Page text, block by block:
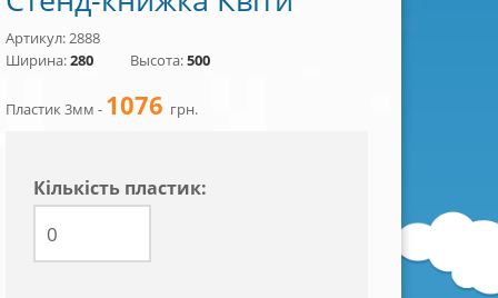
Артикул: 2888
Ширина:280 Высота:500
Пластик 3мм - 1076 грн.
Кiлькiсть пластик: